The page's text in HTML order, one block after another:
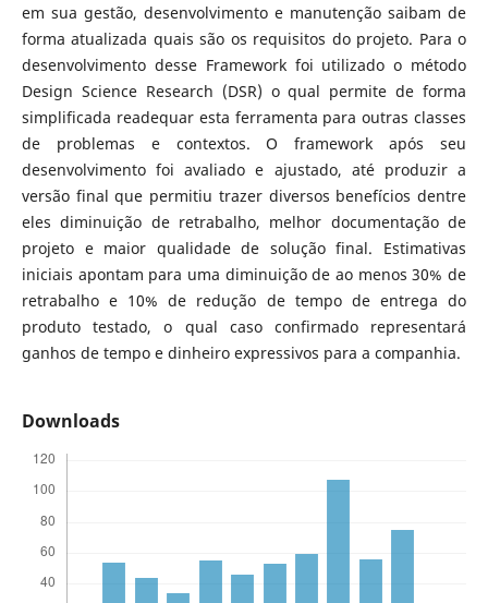
em sua gestão, desenvolvimento e manutenção saibam de
forma atualizada quais são os requisitos do projeto. Para o
desenvolvimento desse Framework foi utilizado o método
Design Science Research (DSR) o qual permite de forma
simplificada readequar esta ferramenta para outras classes
de problemas e contextos. O framework após seu
desenvolvimento foi avaliado e ajustado, até produzir a
versão final que permitiu trazer diversos benefícios dentre
eles diminuição de retrabalho, melhor documentação de
projeto e maior qualidade de solução final. Estimativas
iniciais apontam para uma diminuição de ao menos 30% de
retrabalho e 10% de redução de tempo de entrega do
produto testado, o qual caso confirmado representará
ganhos de tempo e dinheiro expressivos para a companhia.
Downloads